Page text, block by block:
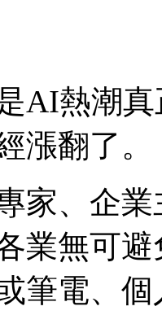
AI熱潮
漲翻了。
家、企
業無可
筆電、